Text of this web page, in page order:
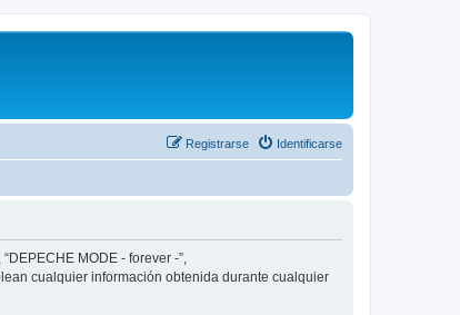
Identificarse
Registrarse
MODE - forever -”,
cualquier información obtenida durante cualquier